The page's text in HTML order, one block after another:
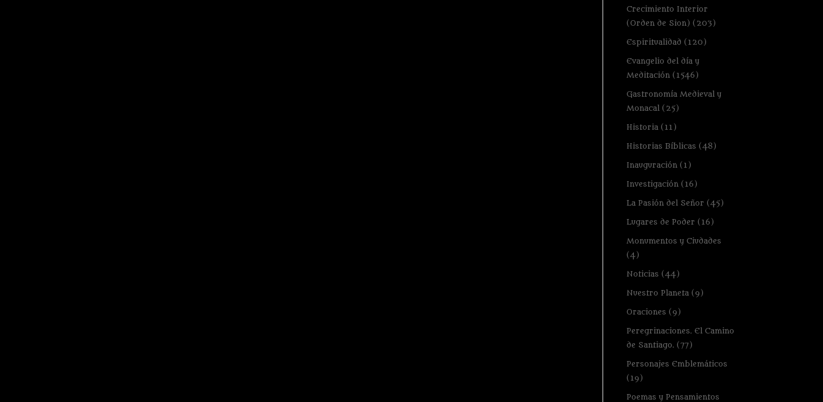
Crecimiento Interior
(Orden de Sion) (203)
Espiritualidad (120)
Evangelio del día y
Meditación (1546)
Gastronomía Medieval y
Monacal (25)
Historia (11)
Historias Bíblicas (48)
Inauguración (1)
Investigación (16)
La Pasión del Señor (45)
Lugares de Poder (16)
Monumentos y Ciudades
(4)
Noticias (44)
Nuestro Planeta (9)
Oraciones (9)
Peregrinaciones. El Camino
de Santiago. (77)
Personajes Emblemáticos
(19)
Poemas y Pensamientos